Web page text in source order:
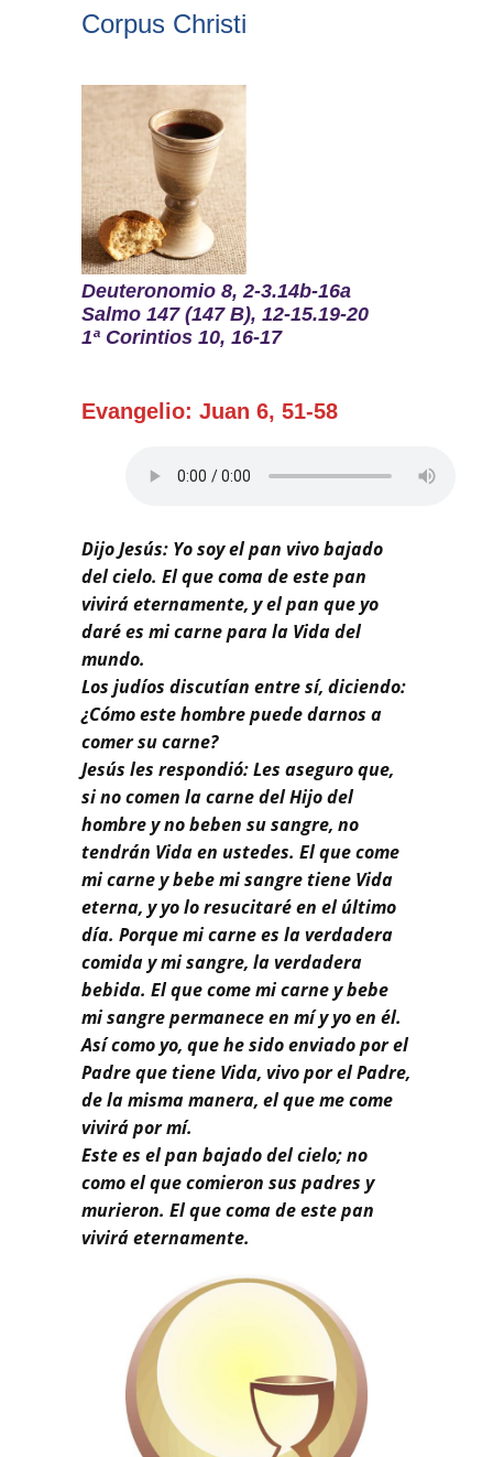
Corpus Christi
Deuteronomio 8, 2-3.14b-16a
Salmo 147 (147 B), 12-15.19-20
1ª Corintios 10, 16-17
Evangelio: Juan 6, 51-58
Dijo Jesús: Yo soy el pan vivo bajado
del cielo. El que coma de este pan
vivirá eternamente, y el pan que yo
daré es mi carne para la Vida del
mundo.
Los judíos discutían entre sí, diciendo:
¿Cómo este hombre puede darnos a
comer su carne?
Jesús les respondió: Les aseguro que,
si no comen la carne del Hijo del
hombre y no beben su sangre, no
tendrán Vida en ustedes. El que come
mi carne y bebe mi sangre tiene Vida
eterna, y yo lo resucitaré en el último
día. Porque mi carne es la verdadera
comida y mi sangre, la verdadera
bebida. El que come mi carne y bebe
mi sangre permanece en mí y yo en él.
Así como yo, que he sido enviado por el
Padre que tiene Vida, vivo por el Padre,
de la misma manera, el que me come
vivirá por mí.
Este es el pan bajado del cielo; no
como el que comieron sus padres y
murieron. El que coma de este pan
vivirá eternamente.